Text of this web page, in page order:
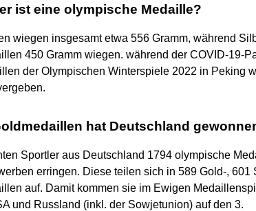
ist eine olympische Medaille?
wiegen insgesamt etwa 556 Gramm, während
450 Gramm wiegen. während der COVID-19-
der Olympischen Winterspiele 2022 in Peking
hat Deutschland
Sportler aus Deutschland 1794 olympische
erringen. Diese teilen sich in 589 Gold-, 601
auf. Damit kommen sie im Ewigen
und Russland (inkl. der Sowjetunion) auf den 3.